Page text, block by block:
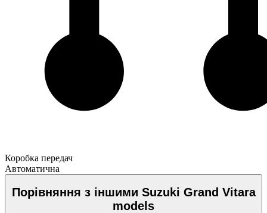
Коробка передач
Автоматична
Порівняння з іншими Suzuki Grand Vitara
models